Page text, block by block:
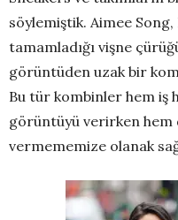
söylemiştik. Aimee
tamamladığı vişne
görüntüden uzak bir
Bu tür kombinler hem iş
görüntüyü verirken hem
vermememize olanak